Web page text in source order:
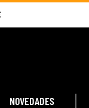
NOVEDADES